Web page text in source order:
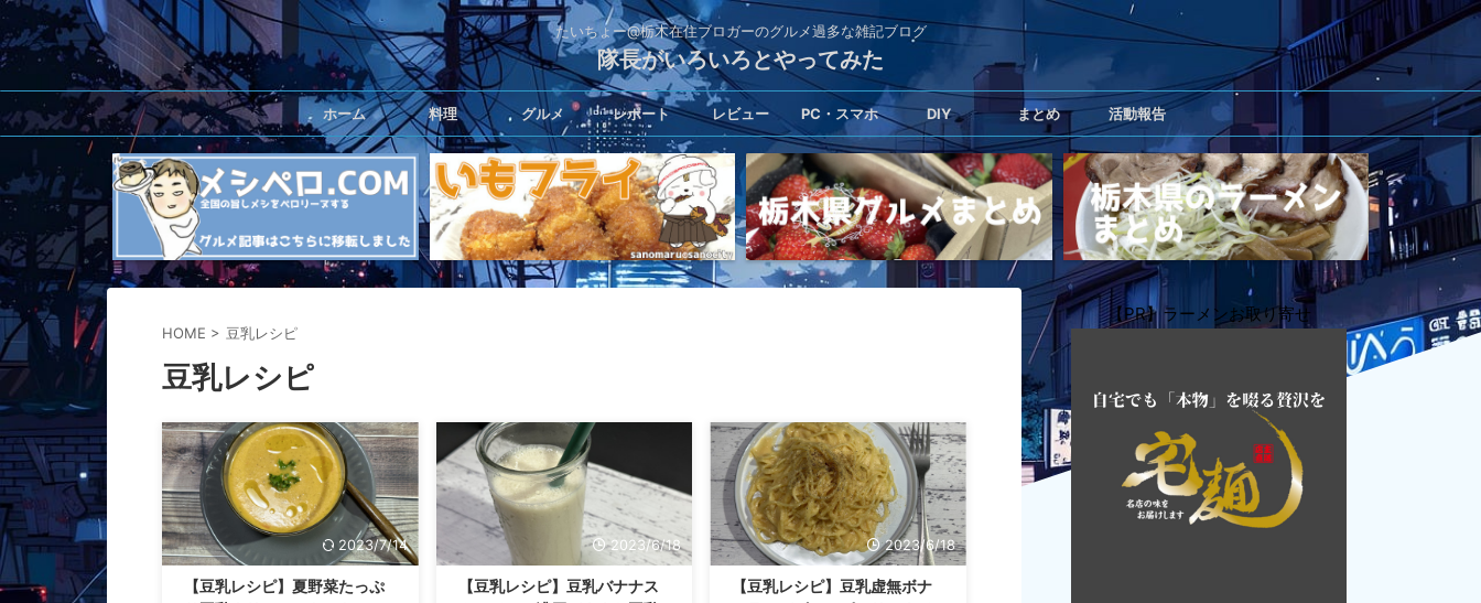
たいちょー@栃木在住ブロガーのグルメ過多な雑記ブログ
隊長がいろいろとやってみた
ホーム 料理 グルメ レポート レビュー PC・スマホ DIY まとめ 活動報告
HOME > 豆乳レシピ
豆乳レシピ
2023/7/14
【豆乳レシピ】夏野菜たっぷ
2023/6/18
【豆乳レシピ】豆乳バナナス
2023/6/18
【豆乳レシピ】豆乳虚無ボナ
【PR】ラーメンお取り寄せ